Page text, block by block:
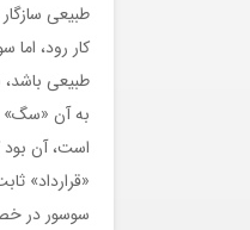
طبیعی
کار رود،
طبیعی
است، آن بود
«قرارداد»
سوسور در